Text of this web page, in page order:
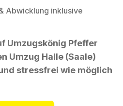
Abwicklung inklusive
Umzugskönig Pfeffer
Umzug Halle (Saale)
stressfrei wie möglich